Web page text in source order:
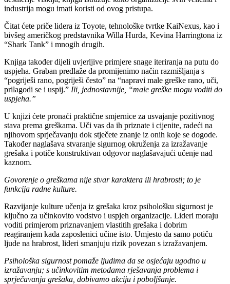
industrija mogu imati koristi od ovog pristupa.
Čitat ćete priče lidera iz Toyote, tehnološke tvrtke KaiNexus, kao i
bivšeg američkog predstavnika Willa Hurda, Kevina Harringtona iz
“Shark Tank” i mnogih drugih.
Knjiga također dijeli uvjerljive primjere snage iteriranja na putu do
uspjeha. Graban predlaže da promijenimo način razmišljanja s
“pogriješi rano, pogriješi često” na “napravi male greške rano, uči,
prilagodi se i uspij.” Ili, jednostavnije, “male greške mogu voditi do
uspjeha.”
U knjizi ćete pronaći praktične smjernice za usvajanje pozitivnog
stava prema greškama. Uči vas da ih priznate i cijenite, radeći na
njihovom sprječavanju dok stječete znanje iz onih koje se dogode.
Također naglašava stvaranje sigurnog okruženja za izražavanje
grešaka i potiče konstruktivan odgovor naglašavajući učenje nad
kaznom.
Govorenje o greškama nije stvar karaktera ili hrabrosti; to je
funkcija radne kulture.
Razvijanje kulture učenja iz grešaka kroz psihološku sigurnost je
ključno za učinkovito vodstvo i uspjeh organizacije. Lideri moraju
voditi primjerom priznavanjem vlastitih grešaka i dobrim
reagiranjem kada zaposlenici učine isto. Umjesto da samo potiču
ljude na hrabrost, lideri smanjuju rizik povezan s izražavanjem.
Psihološka sigurnost pomaže ljudima da se osjećaju ugodno u
izražavanju; s učinkovitim metodama rješavanja problema i
sprječavanja grešaka, dobivamo akciju i poboljšanje.